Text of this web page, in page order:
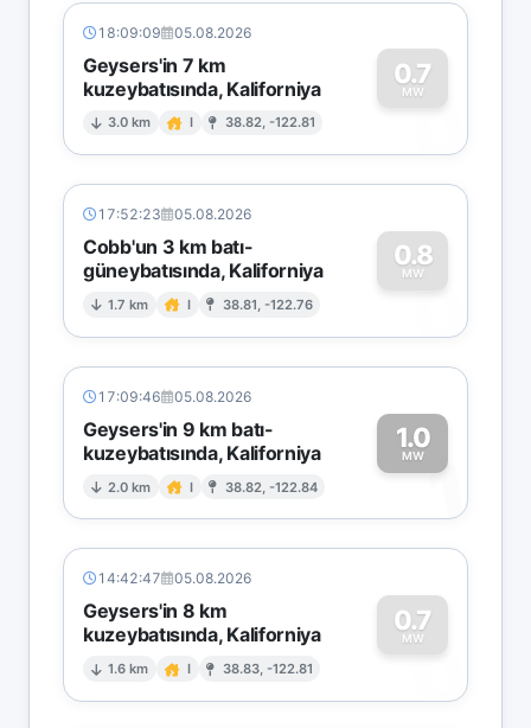
18:09:09 05.08.2026
Geysers'in 7 km
kuzeybatısında, Kaliforniya
3.0 km I 38.82, -122.81
0.7
MW
0
17:52:23 05.08.2026
Cobb'un 3 km batı-
güneybatısında, Kaliforniya
1.7 km I 38.81, -122.76
0.8
MW
0
17:09:46 05.08.2026
Geysers'in 9 km batı-
kuzeybatısında, Kaliforniya
2.0 km I 38.82, -122.84
1.0
MW1
14:42:47 05.08.2026
Geysers'in 8 km
kuzeybatısında, Kaliforniya
1.6 km I 38.83, -122.81
0.7
MW
0